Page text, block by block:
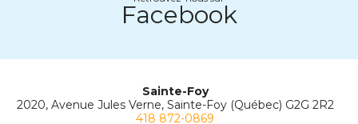
Facebook
Sainte-Foy
2020, Avenue Jules Verne, Sainte-Foy (Québec) G2G 2R2
418 872-0869